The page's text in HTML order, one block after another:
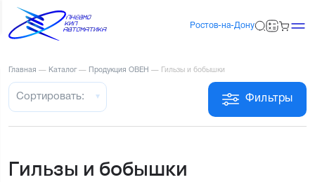
Ростов-на-Дону
Главная — Каталог — Продукция ОВЕН — Гильзы и бобышки
Фильтры
Сортировать:
Гильзы и бобышки